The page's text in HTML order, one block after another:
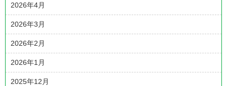
2026年4月
2026年3月
2026年2月
2026年1月
2025年12月